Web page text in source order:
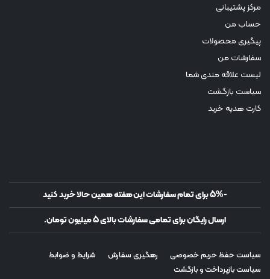
مرکز پشتیبانی
حساب من
پیگیری محصولات
سفارشات من
لیست علاقه مندی شما
سیاست بازگشت
کارت هدیه خرید
-5% برای تمام سفارشات این هفته همین حالا خرید کنید
ارسال رایگان برای تمامی سفارشات بالای 5 میلیون تومان.
سیاست حفظ حریم خصوصی رهگیری سفارش
شرایط و ضوابط
سیاست بازپرداخت و بازگشت